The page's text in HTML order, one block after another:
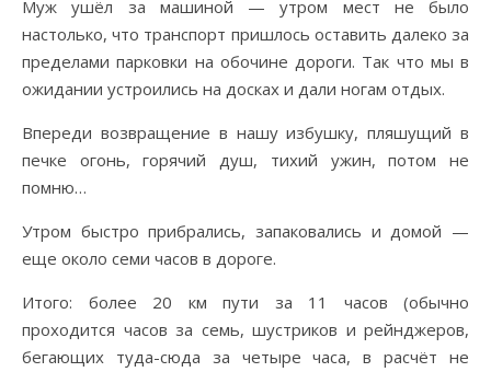
Муж ушёл за машиной — утром мест не было
настолько, что транспорт пришлось оставить далеко за
пределами парковки на обочине дороги. Так что мы в
ожидании устроились на досках и дали ногам отдых.
Впереди возвращение в нашу избушку, пляшущий в
печке огонь, горячий душ, тихий ужин, потом не
помню…
Утром быстро прибрались, запаковались и домой —
еще около семи часов в дороге.
Итого: более 20 км пути за 11 часов (обычно
проходится часов за семь, шустриков и рейнджеров,
бегающих туда-сюда за четыре часа, в расчёт не